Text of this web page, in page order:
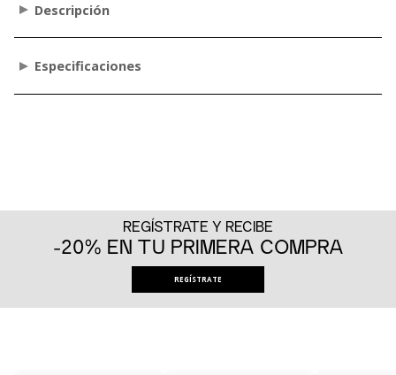
Descripción
Especificaciones
REGÍSTRATE Y RECIBE
-20% EN TU PRIMERA COMPRA
REGÍSTRATE